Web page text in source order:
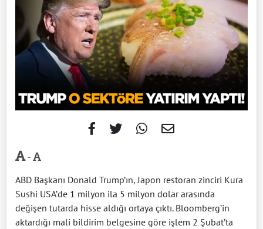
-
ABD Başkanı Donald Trump’ın, Japon restoran zinciri Kura
Sushi USA’de 1 milyon ila 5 milyon dolar arasında
değişen tutarda hisse aldığı ortaya çıktı. Bloomberg’in
aktardığı mali bildirim belgesine göre işlem 2 Şubat’ta